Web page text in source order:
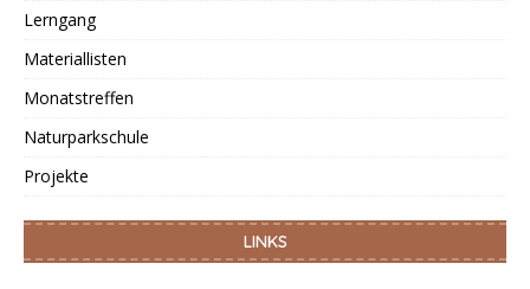
Lerngang
Materiallisten
Monatstreffen
Naturparkschule
Projekte
LINKS